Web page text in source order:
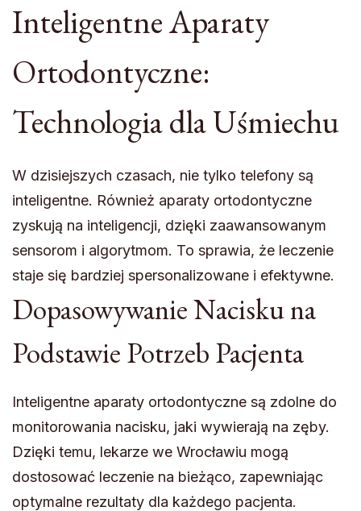
Inteligentne Aparaty
Ortodontyczne:
Technologia dla Uśmiechu
W dzisiejszych czasach, nie tylko telefony są
inteligentne. Również aparaty ortodontyczne
zyskują na inteligencji, dzięki zaawansowanym
sensorom i algorytmom. To sprawia, że leczenie
staje się bardziej spersonalizowane i efektywne.
Dopasowywanie Nacisku na
Podstawie Potrzeb Pacjenta
Inteligentne aparaty ortodontyczne są zdolne do
monitorowania nacisku, jaki wywierają na zęby.
Dzięki temu, lekarze we Wrocławiu mogą
dostosować leczenie na bieżąco, zapewniając
optymalne rezultaty dla każdego pacjenta.